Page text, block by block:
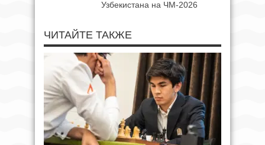
Узбекистана на ЧМ-2026
ЧИТАЙТЕ ТАКЖЕ